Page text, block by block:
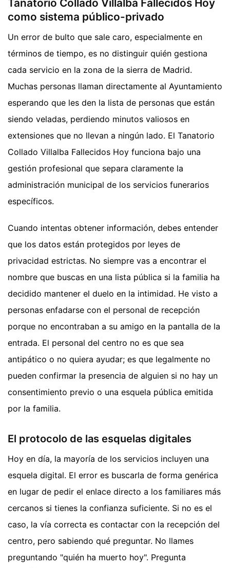
Tanatorio Collado Villalba Fallecidos Hoy
como sistema público-privado
Un error de bulto que sale caro, especialmente en
términos de tiempo, es no distinguir quién gestiona
cada servicio en la zona de la sierra de Madrid.
Muchas personas llaman directamente al Ayuntamiento
esperando que les den la lista de personas que están
siendo veladas, perdiendo minutos valiosos en
extensiones que no llevan a ningún lado. El Tanatorio
Collado Villalba Fallecidos Hoy funciona bajo una
gestión profesional que separa claramente la
administración municipal de los servicios funerarios
específicos.
Cuando intentas obtener información, debes entender
que los datos están protegidos por leyes de
privacidad estrictas. No siempre vas a encontrar el
nombre que buscas en una lista pública si la familia ha
decidido mantener el duelo en la intimidad. He visto a
personas enfadarse con el personal de recepción
porque no encontraban a su amigo en la pantalla de la
entrada. El personal del centro no es que sea
antipático o no quiera ayudar; es que legalmente no
pueden confirmar la presencia de alguien si no hay un
consentimiento previo o una esquela pública emitida
por la familia.
El protocolo de las esquelas digitales
Hoy en día, la mayoría de los servicios incluyen una
esquela digital. El error es buscarla de forma genérica
en lugar de pedir el enlace directo a los familiares más
cercanos si tienes la confianza suficiente. Si no es el
caso, la vía correcta es contactar con la recepción del
centro, pero sabiendo qué preguntar. No llames
preguntando "quién ha muerto hoy". Pregunta